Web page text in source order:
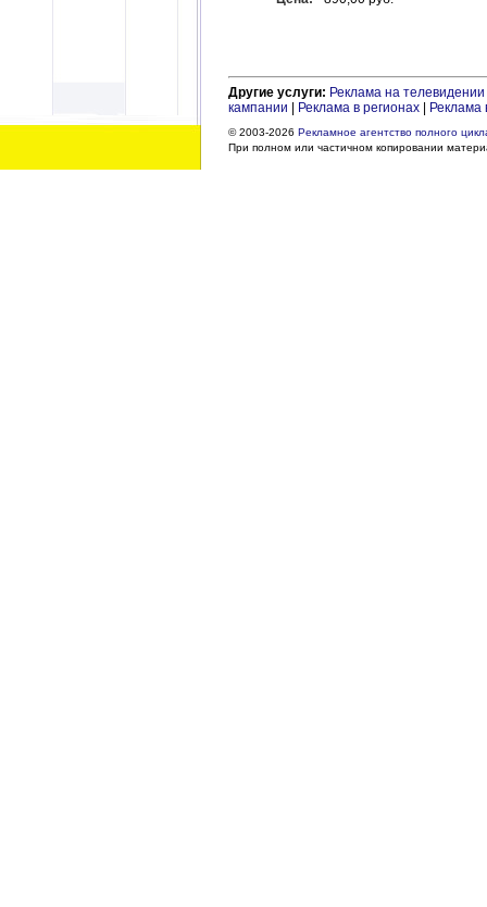
Другие услуги: Реклама на телевидении
кампании
Реклама в регионах Реклама
© 2003-2026 Рекламное агентство полного
При полном или частичном копировании